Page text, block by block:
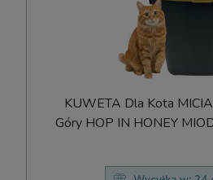
KUWETA Dla Kota
Góry HOP IN HONEY